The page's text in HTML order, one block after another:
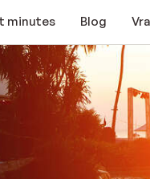
minutes Blog